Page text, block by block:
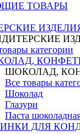
ТОВАРЫ
категории
ШОКОЛАД,
Все товары
Шоколад
Глазури
Паста
ДЛЯ